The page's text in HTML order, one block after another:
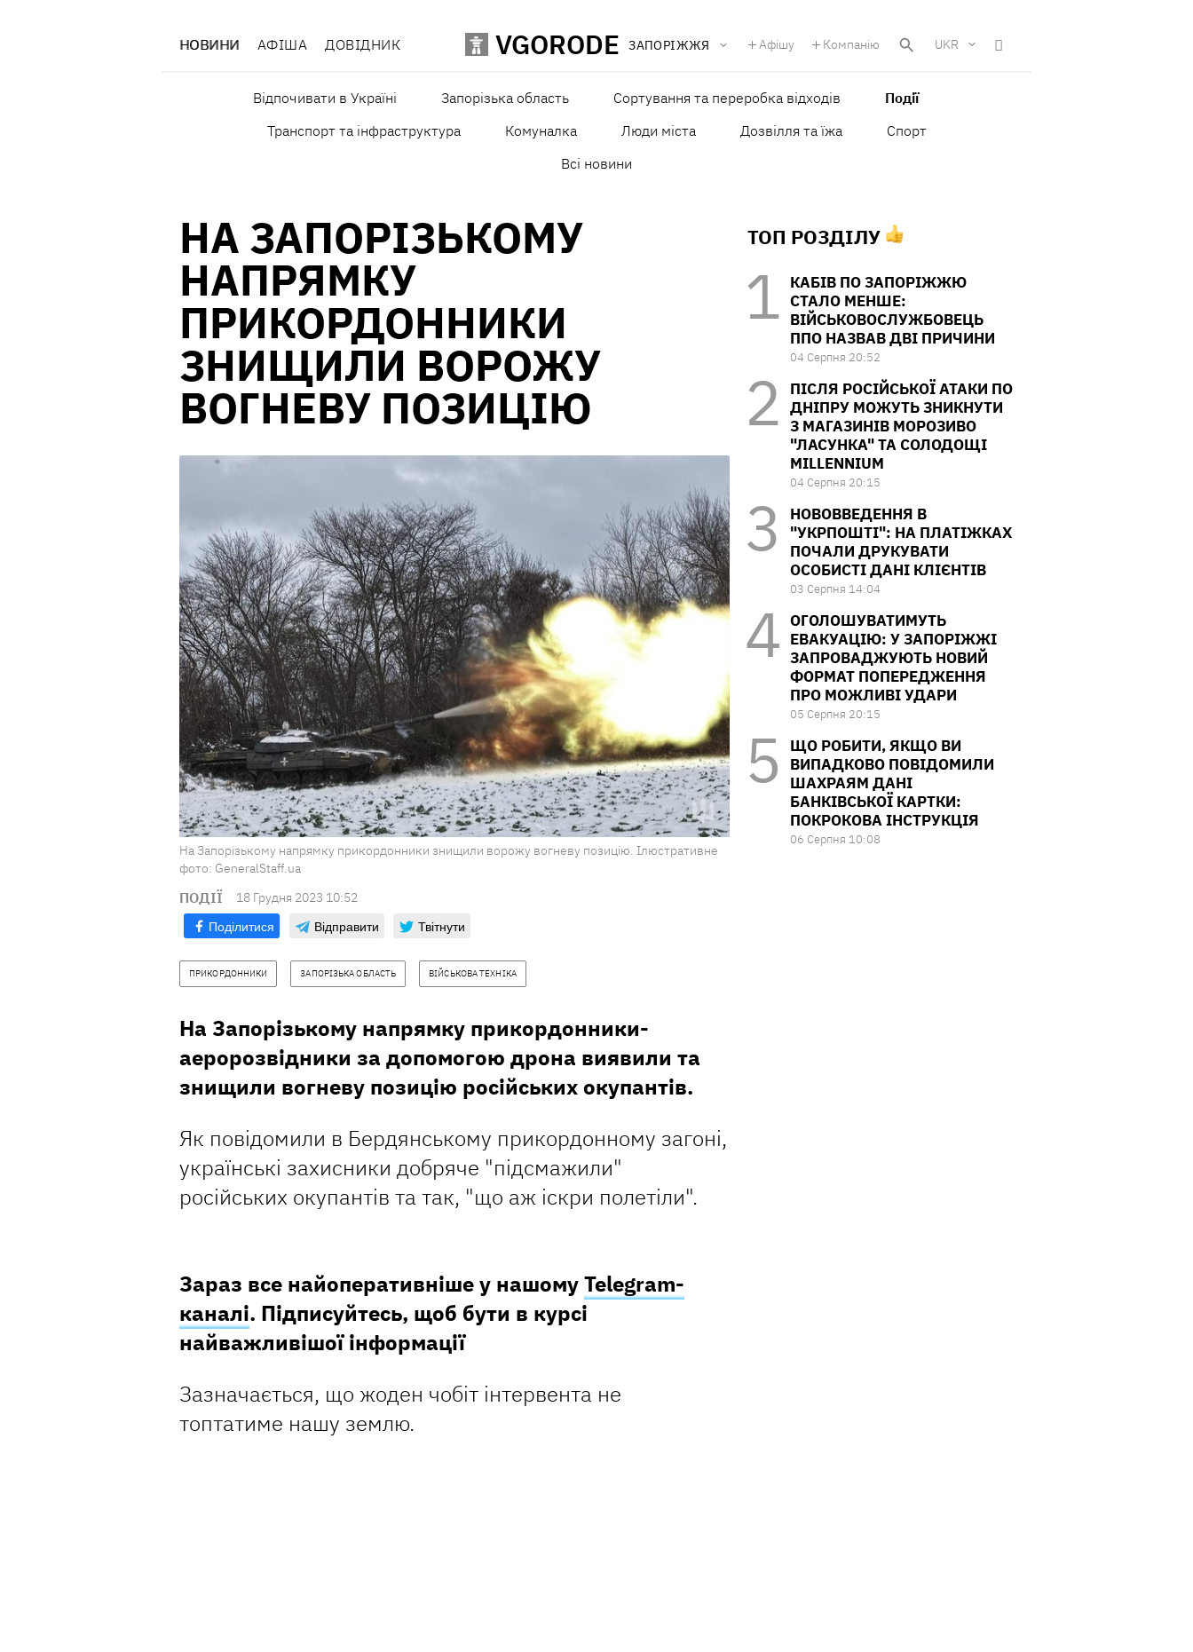
НОВИНИ АФІША ДОВІДНИК VGORODE ЗАПОРІЖЖЯ Афішу Компанію UKR
Відпочивати в Україні Запорізька область Сортування та переробка відходів
Події
Транспорт та інфраструктура
Комуналка Люди міста Дозвілля та їжа
Спорт
Всі новини
НА ЗАПОРІЗЬКОМУ
НАПРЯМКУ
ПРИКОРДОННИКИ
ЗНИЩИЛИ ВОРОЖУ
ВОГНЕВУ ПОЗИЦІЮ
На Запорізькому напрямку прикордонники знищили ворожу вогневу позицію. Ілюстративне
фото: GeneralStaff.ua
ПОДІЇ 18 Грудня 2023 10:52
Поділитися Відправити Твітнути
ПРИКОРДОННИКИ ЗАПОРІЗЬКА ОБЛАСТЬ ВІЙСЬКОВА ТЕХНІКА
На Запорізькому напрямку прикордонники-
аеророзвідники за допомогою дрона виявили та
знищили вогневу позицію російських окупантів.
Як повідомили в Бердянському прикордонному загоні,
українські захисники добряче "підсмажили"
російських окупантів та так, "що аж іскри полетіли".
Зараз все найоперативніше у нашомуTelegram-
каналі. Підписуйтесь, щоб бути в курсі
найважливішої інформації
Зазначається, що жоден чобіт інтервента не
топтатиме нашу землю.
ТОП РОЗДІЛУ
КАБІВ ПО ЗАПОРІЖЖЮ
СТАЛО МЕНШЕ:
ВІЙСЬКОВОСЛУЖБОВЕЦЬ
ППО НАЗВАВ ДВІ ПРИЧИНИ
04 Серпня 20:52
ПІСЛЯ РОСІЙСЬКОЇ АТАКИ ПО
ДНІПРУ МОЖУТЬ ЗНИКНУТИ
З МАГАЗИНІВ МОРОЗИВО
"ЛАСУНКА" ТА СОЛОДОЩІ
MILLENNIUM
04 Серпня 20:15
НОВОВВЕДЕННЯ В
"УКРПОШТІ": НА ПЛАТІЖКАХ
ПОЧАЛИ ДРУКУВАТИ
ОСОБИСТІ ДАНІ КЛІЄНТІВ
03 Серпня 14:04
ОГОЛОШУВАТИМУТЬ
ЕВАКУАЦІЮ: У ЗАПОРІЖЖІ
ЗАПРОВАДЖУЮТЬ НОВИЙ
ФОРМАТ ПОПЕРЕДЖЕННЯ
ПРО МОЖЛИВІ УДАРИ
05 Серпня 20:15
ЩО РОБИТИ, ЯКЩО ВИ
ВИПАДКОВО ПОВІДОМИЛИ
ШАХРАЯМ ДАНІ
БАНКІВСЬКОЇ КАРТКИ:
ПОКРОКОВА ІНСТРУКЦІЯ
06 Серпня 10:08